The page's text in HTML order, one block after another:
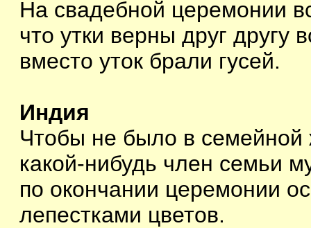
На свадебной церемонии
что утки верны друг
вместо уток брали гусей.
Индия
Чтобы не было в семейной
какой-нибудь член семьи
по окончании церемонии
лепестками цветов.